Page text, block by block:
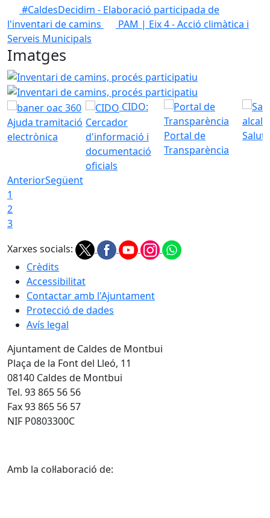
#CaldesDecidim - Elaboració participada de
l'inventari de camins
PAM | Eix 4 - Acció climàtica i
Serveis Municipals
Imatges
Inventari de camins, procés participatiu
Ajuda tramitació
electrònica
CIDO:
Cercador
d'informació i
documentació
oficials
Portal de
Transparència
AnteriorSegüent
1
2
3
Xarxes socials:
Crèdits
Accessibilitat
Contactar amb l'Ajuntament
Protecció de dades
Avís legal
Ajuntament de Caldes de Montbui
Plaça de la Font del Lleó, 11
08140 Caldes de Montbui
Tel. 93 865 56 56
Fax 93 865 56 57
NIF P0803300C
Amb la col·laboració de: